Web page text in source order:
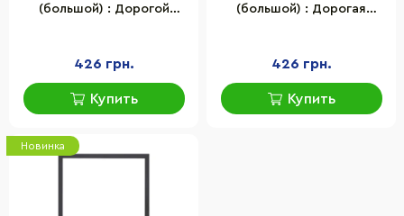
(большой) : Дорогой
426 грн.
Купить
(большой) : Дорогая
426 грн.
Купить
Новинка